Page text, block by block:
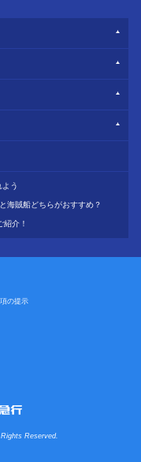
う
海賊船どちらがおすすめ？
紹介！
の提示
Reserved.